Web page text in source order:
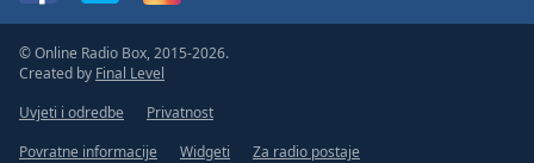
© Online Radio Box, 2015-2026.
Created by Final Level
Uvjeti i odredbe
Privatnost
Povratne informacije
Widgeti Za radio postaje